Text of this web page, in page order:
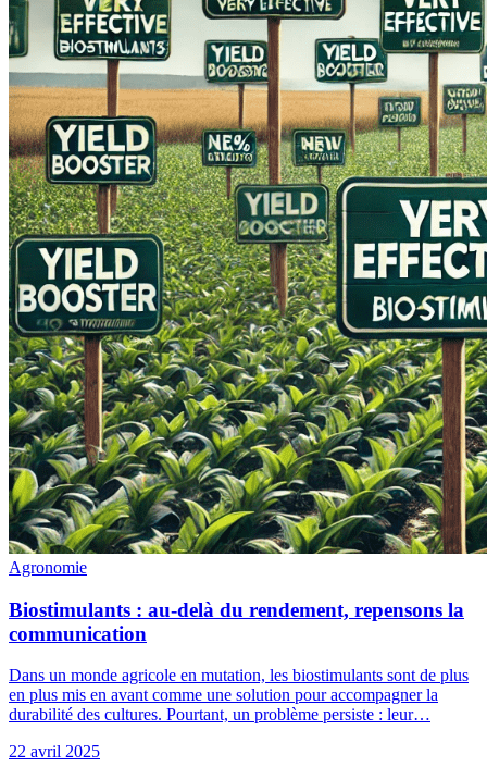
Agronomie
Biostimulants : au-delà du rendement, repensons la
communication
Dans un monde agricole en mutation, les biostimulants sont de plus
en plus mis en avant comme une solution pour accompagner la
durabilité des cultures. Pourtant, un problème persiste : leur…
22 avril 2025